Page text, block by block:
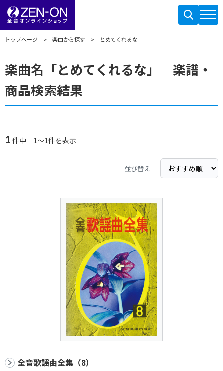
トップページ 楽曲から探す とめてくれるな
楽曲名「とめてくれるな」 楽譜・
商品検索結果
1 件中 1～1件を表示
並び替え
全音歌謡曲全集（8）